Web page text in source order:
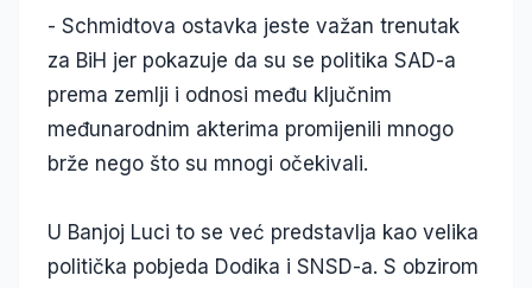
- Schmidtova ostavka jeste važan trenutak
za BiH jer pokazuje da su se politika SAD-a
prema zemlji i odnosi među ključnim
međunarodnim akterima promijenili mnogo
brže nego što su mnogi očekivali.
U Banjoj Luci to se već predstavlja kao velika
politička pobjeda Dodika i SNSD-a. S obzirom